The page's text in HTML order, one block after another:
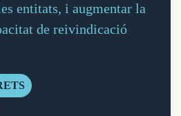
entitats, i augmentar la
de reivindicació